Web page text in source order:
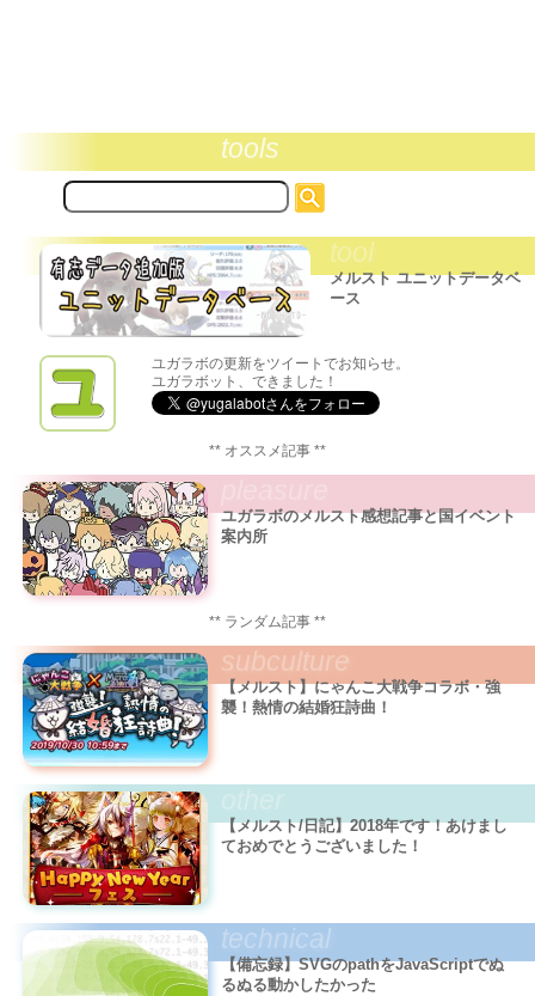
tools
サ
イ
内
検
索:
tool
メルスト ユニットデータベ
ース
ユガラボの更新をツイートでお知らせ。
ユガラボット、できました！
** オススメ記事 **
ユガラボのメルスト感想記事と国イベント
案内所
** ランダム記事 **
subculture
【メルスト】にゃんこ大戦争コラボ・強
襲！熱情の結婚狂詩曲！
【メルスト/日記】2018年です！あけまし
ておめでとうございました！
technical
【備忘録】SVGのpathをJavaScriptでぬ
るぬる動かしたかった